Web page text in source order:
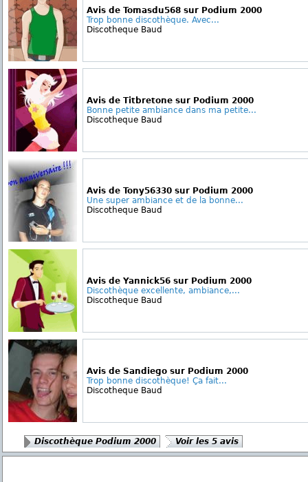
Avis de Tomasdu568 sur Podium 2000
Trop bonne discothèque. Avec...
Discotheque Baud
Avis de Titbretone sur Podium 2000
Bonne petite ambiance dans ma petite...
Discotheque Baud
Avis de Tony56330 sur Podium 2000
Une super ambiance et de la bonne...
Discotheque Baud
Avis de Yannick56 sur Podium 2000
Discothèque excellente, ambiance,...
Discotheque Baud
Avis de Sandiego sur Podium 2000
Trop bonne discothèque! Ça fait...
Discotheque Baud
Discothèque Podium 2000 Voir les 5 avis